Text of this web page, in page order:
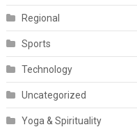
Regional
Sports
Technology
Uncategorized
Yoga & Spirituality